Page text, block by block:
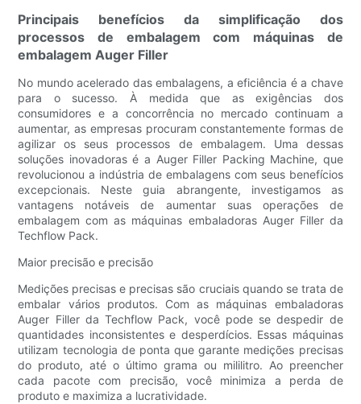
Principais benefícios da simplificação dos
processos de embalagem com máquinas de
embalagem Auger Filler
No mundo acelerado das embalagens, a eficiência é a chave
para o sucesso. À medida que as exigências dos
consumidores e a concorrência no mercado continuam a
aumentar, as empresas procuram constantemente formas de
agilizar os seus processos de embalagem. Uma dessas
soluções inovadoras é a Auger Filler Packing Machine, que
revolucionou a indústria de embalagens com seus benefícios
excepcionais. Neste guia abrangente, investigamos as
vantagens notáveis ​​de aumentar suas operações de
embalagem com as máquinas embaladoras Auger Filler da
Techflow Pack.
Maior precisão e precisão
Medições precisas e precisas são cruciais quando se trata de
embalar vários produtos. Com as máquinas embaladoras
Auger Filler da Techflow Pack, você pode se despedir de
quantidades inconsistentes e desperdícios. Essas máquinas
utilizam tecnologia de ponta que garante medições precisas
do produto, até o último grama ou mililitro. Ao preencher
cada pacote com precisão, você minimiza a perda de
produto e maximiza a lucratividade.